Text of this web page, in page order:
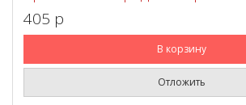
405 p
В корзину
Отложить